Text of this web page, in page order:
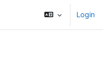
Login